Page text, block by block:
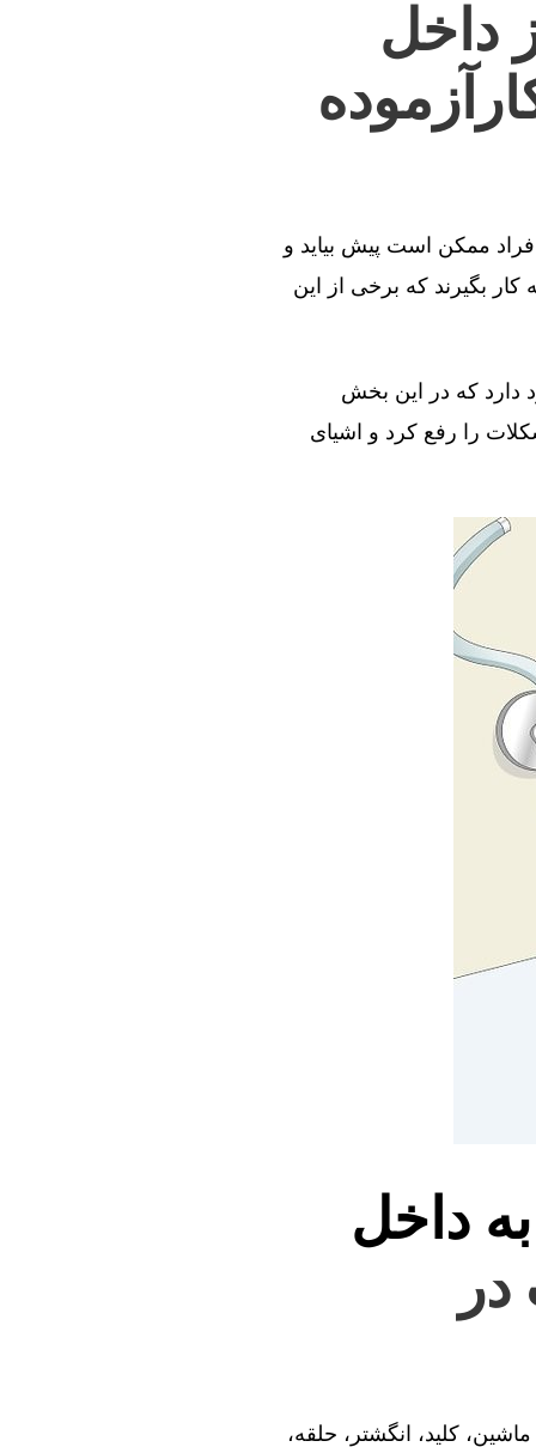
داخل
ممکن است پیش بیاید و
بگیرند که برخی از این
دارد که در این بخش
را رفع کرد و اشیای
داخل
کلید، انگشتر، حلقه،